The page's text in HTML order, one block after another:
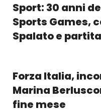
Sport: 30 anni
Sports Games,
Spalato e
Forza Italia,
Marina
fine mese